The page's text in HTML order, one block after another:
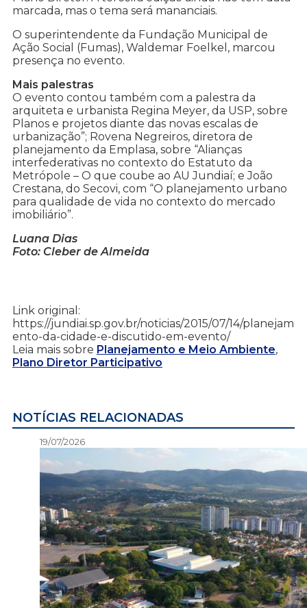
marcada, mas o tema será mananciais.
O superintendente da Fundação Municipal de
Ação Social (Fumas), Waldemar Foelkel, marcou
presença no evento.
Mais palestras
O evento contou também com a palestra da
arquiteta e urbanista Regina Meyer, da USP, sobre
Planos e projetos diante das novas escalas de
urbanização”; Rovena Negreiros, diretora de
planejamento da Emplasa, sobre “Alianças
interfederativas no contexto do Estatuto da
Metrópole – O que coube ao AU Jundiaí; e João
Crestana, do Secovi, com “O planejamento urbano
para qualidade de vida no contexto do mercado
imobiliário”.
Luana Dias
Foto: Cleber de Almeida
Link original:
https://jundiai.sp.gov.br/noticias/2015/07/14/planejam
ento-da-cidade-e-discutido-em-evento/
Leia mais sobre Planejamento e Meio Ambiente,
Plano Diretor Participativo
NOTÍCIAS RELACIONADAS
19/07/2026